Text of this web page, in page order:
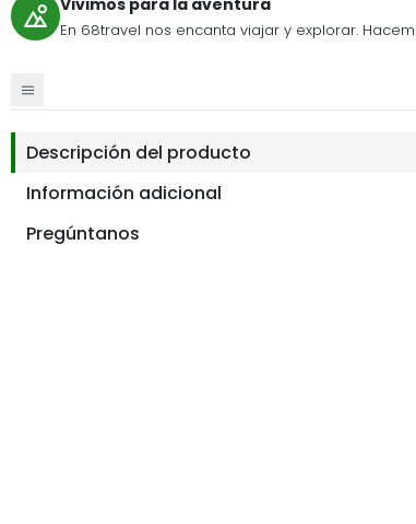
En 68travel nos encanta viajar y explorar.
Descripción del producto
Información adicional
Pregúntanos